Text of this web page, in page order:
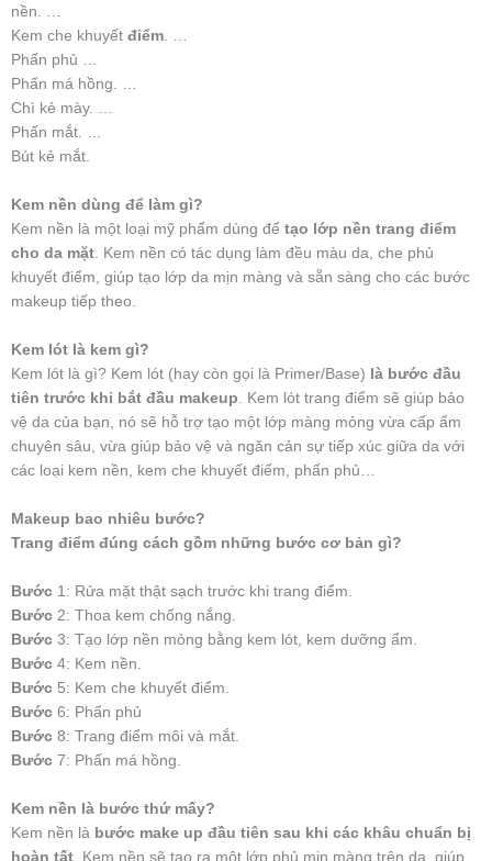
nền. …
Kem che khuyết điểm. …
Phấn phủ …
Phấn má hồng. …
Chì kẻ mày. …
Phấn mắt. …
Bút kẻ mắt.
Kem nền dùng để làm gì?
Kem nền là một loại mỹ phẩm dùng để tạo lớp nền trang điểm
cho da mặt . Kem nền có tác dụng làm đều màu da, che phủ
khuyết điểm, giúp tạo lớp da mịn màng và sẵn sàng cho các bước
makeup tiếp theo.
Kem lót là kem gì?
Kem lót là gì? Kem lót (hay còn gọi là Primer/Base) là bước đầu
tiên trước khi bắt đầu makeup . Kem lót trang điểm sẽ giúp bảo
vệ da của bạn, nó sẽ hỗ trợ tạo một lớp màng mỏng vừa cấp ẩm
chuyên sâu, vừa giúp bảo vệ và ngăn cản sự tiếp xúc giữa da với
các loại kem nền, kem che khuyết điểm, phấn phủ…
Makeup bao nhiêu bước?
Trang điểm đúng cách gồm những bước cơ bản gì?
Bước 1: Rửa mặt thật sạch trước khi trang điểm.
Bước 2: Thoa kem chống nắng.
Bước 3: Tạo lớp nền mỏng bằng kem lót, kem dưỡng ẩm.
Bước 4: Kem nền.
Bước 5: Kem che khuyết điểm.
Bước 6: Phấn phủ
Bước 8: Trang điểm môi và mắt.
Bước 7: Phấn má hồng.
Kem nền là bước thứ mấy?
Kem nền là bước make up đầu tiên sau khi các khâu chuẩn bị
hoàn tất . Kem nền sẽ tạo ra một lớp phủ mịn màng trên da, giúp